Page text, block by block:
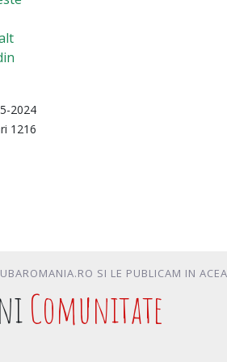
2024
1216
SI LE PUBLICAM IN
Comunitate